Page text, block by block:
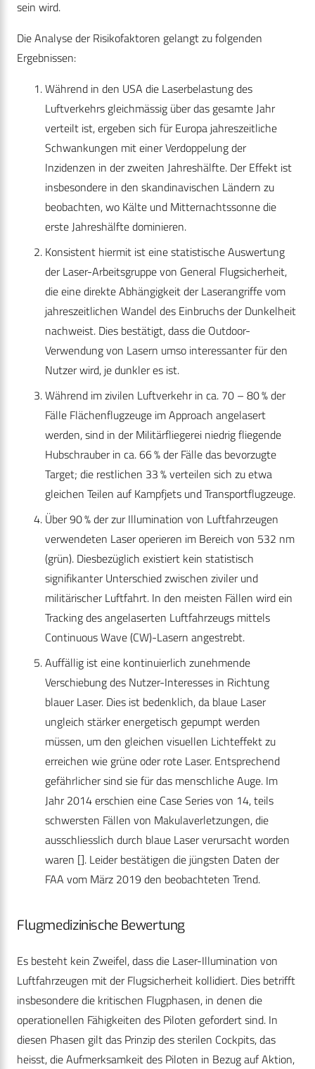
sein wird.
Die Analyse der Risikofaktoren gelangt zu folgenden
Ergebnissen:
Während in den USA die Laserbelastung des
Luftverkehrs gleichmässig über das gesamte Jahr
verteilt ist, ergeben sich für Europa jahreszeitliche
Schwankungen mit einer Verdoppelung der
Inzidenzen in der zweiten Jahreshälfte. Der Effekt ist
insbesondere in den skandinavischen Ländern zu
beobachten, wo Kälte und Mitternachtssonne die
erste Jahreshälfte dominieren.
Konsistent hiermit ist eine statistische Auswertung
der Laser-­Arbeitsgruppe von General Flugsicherheit,
die eine direkte Abhängigkeit der Laserangriffe vom
jahreszeitlichen Wandel des Einbruchs der Dunkelheit
nachweist. Dies bestätigt, dass die Outdoor-
Verwendung von Lasern umso interessanter für den
Nutzer wird, je dunkler es ist.
Während im zivilen Luftverkehr in ca. 70 – 80 % der
Fälle Flächenflugzeuge im Approach angelasert
werden, sind in der Militärfliegerei niedrig fliegende
Hubschrauber in ca. 66 % der Fälle das bevorzugte
Target; die restlichen 33 % verteilen sich zu etwa
gleichen Teilen auf Kampfjets und Transportflugzeuge.
Über 90 % der zur Illumination von Luftfahrzeugen
verwendeten Laser operieren im Bereich von 532 nm
(grün). Diesbezüglich existiert kein statistisch
signifikanter Unterschied zwischen ziviler und
militärischer Luftfahrt. In den meisten Fällen wird ein
Tracking des angelaserten Luftfahrzeugs mittels
Continuous Wave (CW)-Lasern angestrebt.
Auffällig ist eine kontinuierlich zunehmende
Verschiebung des Nutzer-Interesses in Richtung
blauer Laser. Dies ist bedenklich, da blaue Laser
ungleich stärker energetisch gepumpt werden
müssen, um den gleichen visuellen Lichteffekt zu
erreichen wie grüne oder rote Laser. Entsprechend
gefährlicher sind sie für das menschliche Auge. Im
Jahr 2014 erschien eine Case Series von 14, teils
schwersten Fällen von Makulaverletzungen, die
ausschliesslich durch blaue Laser verursacht worden
waren []. Leider bestätigen die jüngsten Daten der
FAA vom März 2019 den beobachteten Trend.
Flugmedizinische Bewertung
Es besteht kein Zweifel, dass die Laser-Illumination von
Luftfahrzeugen mit der Flugsicherheit kollidiert. Dies betrifft
insbesondere die kritischen Flugphasen, in denen die
operationellen Fähigkeiten des Piloten gefordert sind. In
diesen Phasen gilt das Prinzip des sterilen Cockpits, das
heisst, die Aufmerksamkeit des Piloten in Bezug auf Aktion,